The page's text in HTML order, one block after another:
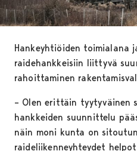
Hankeyhtiöiden toimialana
raidehankkeisiin liittyvä
rahoittaminen
– Olen erittäin tyytyväinen
hankkeiden suunnittelu
näin moni kunta on
raideliikenneyhteydet